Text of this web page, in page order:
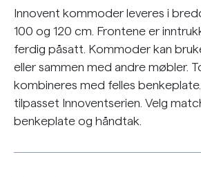
Innovent kommoder leveres i
100 og 120 cm. Frontene er
ferdig påsatt. Kommoder kan
eller sammen med andre møbler.
kombineres med felles
tilpasset Innoventserien. Velg
benkeplate og håndtak.